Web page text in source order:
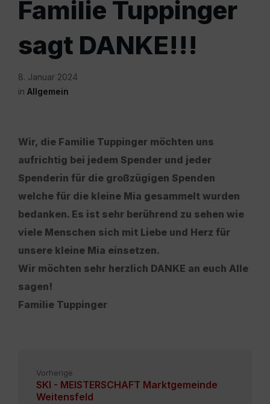
Familie Tuppinger
sagt DANKE!!!
8. Januar 2024
in Allgemein
Wir, die Familie Tuppinger möchten uns
aufrichtig bei jedem Spender und jeder
Spenderin für die großzügigen Spenden
welche für die kleine Mia gesammelt wurden
bedanken. Es ist sehr berührend zu sehen wie
viele Menschen sich mit Liebe und Herz für
unsere kleine Mia einsetzen.
Wir möchten sehr herzlich DANKE an euch Alle
sagen!
Familie Tuppinger
Vorherige
SKI - MEISTERSCHAFT Marktgemeinde
Weitensfeld